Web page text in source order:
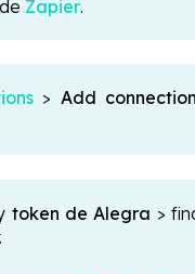
Zapier.
> Add connection
token de Alegra >